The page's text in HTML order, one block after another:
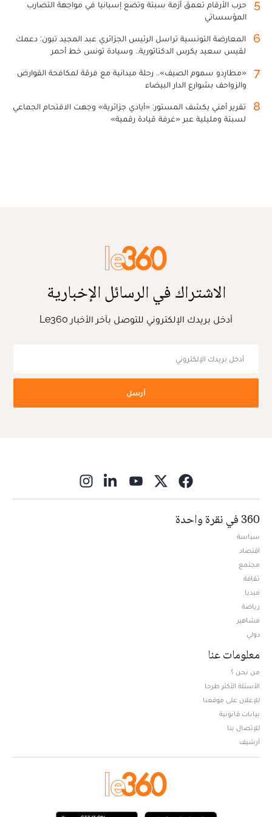
5
حرب الأرقام تعمق أزمة سبتة وتضع إسبانيا في مواجهة التضارب
المؤسساتي
6
المعارضة التونسية تراسل الرئيس الجزائري عبد المجيد تبون: دعمك
لقيس سعيد يكرس الدكتاتورية.. وسيادة تونس خط أحمر
7
«مطارِدو سموم الصيف».. رحلة ميدانية مع فرقة لمكافحة القوارض
والزواحف بشوارع الدار البيضاء
8
تقرير أمني يكشف المستور: «أيادي جزائرية» وجهت الاقتحام الجماعي
لسبتة ومليلية عبر «غرفة قيادة رقمية»
الاشتراك في الرسائل الإخبارية
أدخل بريدك الإلكتروني للتوصل بآخر الأخبار Le360
أرسل
360 في نقرة واحدة
سياسة
اقتصاد
مجتمع
ثقافة
ميديا
رياضة
مشاهير
دولي
معلومات عنا
من نحن ؟
الأسئلة الأكثر طرحا
للإعلان على موقعنا
بيانات قانونية
للإتصال بنا
أرشيف